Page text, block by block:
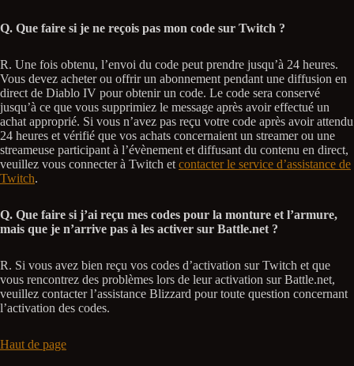
Q. Que faire si je ne reçois pas mon code sur Twitch ?
R. Une fois obtenu, l’envoi du code peut prendre jusqu’à 24 heures.
Vous devez acheter ou offrir un abonnement pendant une diffusion en
direct de Diablo IV pour obtenir un code. Le code sera conservé
jusqu’à ce que vous supprimiez le message après avoir effectué un
achat approprié. Si vous n’avez pas reçu votre code après avoir attendu
24 heures et vérifié que vos achats concernaient un streamer ou une
streameuse participant à l’évènement et diffusant du contenu en direct,
veuillez vous connecter à Twitch etcontacter le service d’assistance de
Twitch.
Q. Que faire si j’ai reçu mes codes pour la monture et l’armure,
mais que je n’arrive pas à les activer sur Battle.net ?
R. Si vous avez bien reçu vos codes d’activation sur Twitch et que
vous rencontrez des problèmes lors de leur activation sur Battle.net,
veuillez contacter l’assistance Blizzard pour toute question concernant
l’activation des codes.
Haut de page